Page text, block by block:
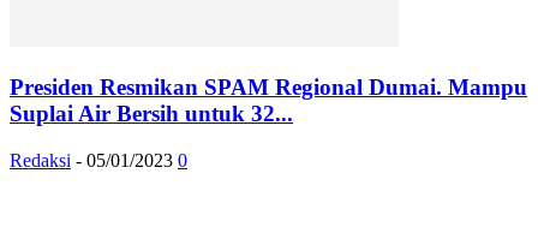
Presiden Resmikan SPAM Regional Dumai. Mampu
Suplai Air Bersih untuk 32...
Redaksi - 05/01/2023 0